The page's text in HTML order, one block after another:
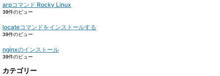
arpコマンド Rocky Linux
39件のビュー
locateコマンドをインストールする
39件のビュー
nginxのインストール
39件のビュー
カテゴリー